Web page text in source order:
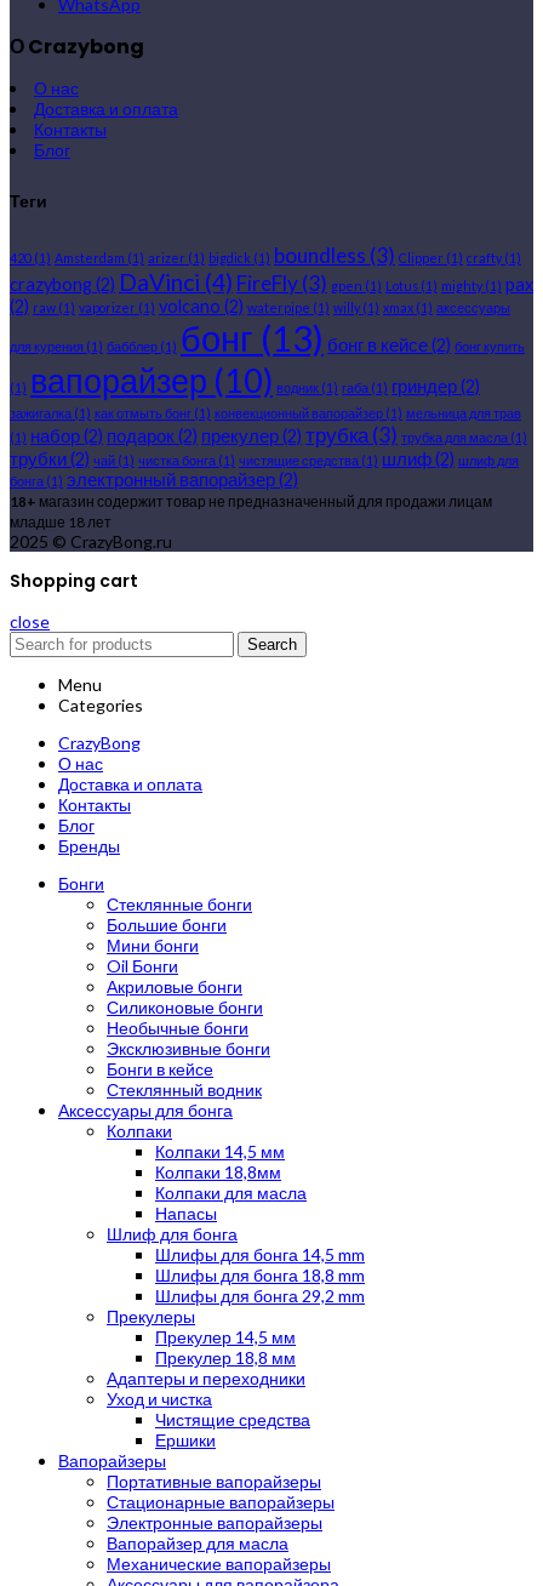
WhatsApp
О Crazybong
О нас
Доставка и оплата
Контакты
Блог
Теги
420 (1) Amsterdam (1) arizer (1) bigdick (1) boundless (3) Clipper (1) crafty(1)
crazybong(2) DaVinci (4) FireFly(3) gpen (1) Lotus (1) mighty(1) pax
(2) raw (1) vaporizer (1) volcano (2) waterpipe (1) willy(1) xmax (1) аксессуары
для курения (1) бабблер (1) бонг (13) бонг в кейсе(2) бонг купить
(1) вапорайзер (10) водник (1) габа (1) гриндер(2)
зажигалка (1) как отмыть бонг (1) конвекционный вапорайзер (1) мельница для трав
(1) набор(2) подарок(2) прекулер(2) трубка(3) трубка для масла (1)
трубки(2) чай (1) чистка бонга (1) чистящие средства (1) шлиф(2) шлиф для
бонга (1) электронный вапорайзер(2)
18+ магазин содержит товар не предназначенный для продажи лицам
младше 18 лет
2025 © CrazyBong.ru
Shopping cart
close
Search
Menu
Categories
CrazyBong
О нас
Доставка и оплата
Контакты
Блог
Бренды
Бонги
Стеклянные бонги
Большие бонги
Мини бонги
Oil Бонги
Акриловые бонги
Силиконовые бонги
Необычные бонги
Эксклюзивные бонги
Бонги в кейсе
Стеклянный водник
Аксессуары для бонга
Колпаки
Колпаки 14,5 мм
Колпаки 18,8мм
Колпаки для масла
Напасы
Шлиф для бонга
Шлифы для бонга 14,5 mm
Шлифы для бонга 18,8 mm
Шлифы для бонга 29,2 mm
Прекулеры
Прекулер 14,5 мм
Прекулер 18,8 мм
Адаптеры и переходники
Уход и чистка
Чистящие средства
Ершики
Вапорайзеры
Портативные вапорайзеры
Стационарные вапорайзеры
Электронные вапорайзеры
Вапорайзер для масла
Механические вапорайзеры